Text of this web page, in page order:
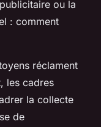
ou la
: comment
réclament
les cadres
la collecte
de